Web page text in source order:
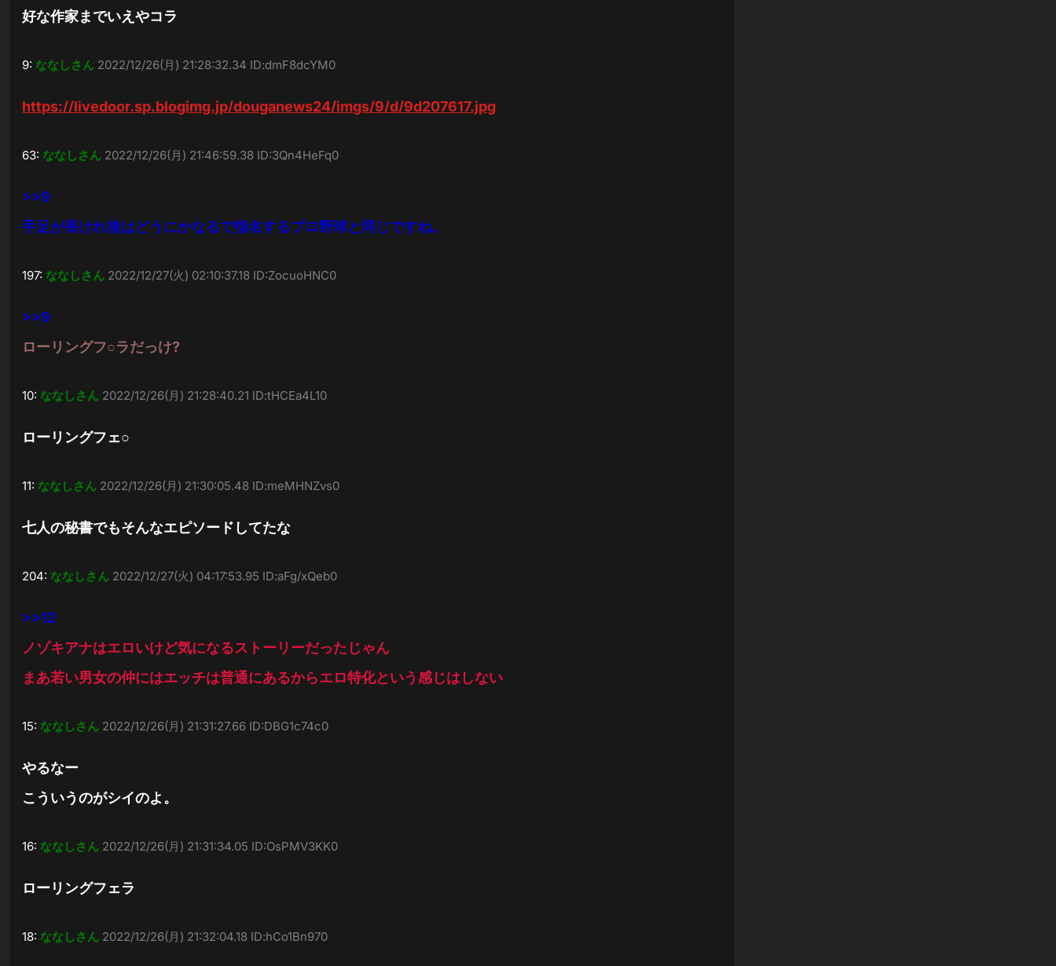
好な作家までいえやコラ
9: ななしさん 2022/12/26(月) 21:28:32.34 ID:dmF8dcYM0
https://livedoor.sp.blogimg.jp/douganews24/imgs/9/d/9d207617.jpg
63: ななしさん 2022/12/26(月) 21:46:59.38 ID:3Qn4HeFq0
>>9
手足が長けれ後はどうにかなるで指名するプロ野球と同じですね。
197: ななしさん 2022/12/27(火) 02:10:37.18 ID:ZocuoHNC0
>>9
ローリングフ○ラだっけ?
10: ななしさん 2022/12/26(月) 21:28:40.21 ID:tHCEa4L10
ローリングフェ○
11: ななしさん 2022/12/26(月) 21:30:05.48 ID:meMHNZvs0
七人の秘書でもそんなエピソードしてたな
204: ななしさん 2022/12/27(火) 04:17:53.95 ID:aFg/xQeb0
>>12
ノゾキアナはエロいけど気になるストーリーだったじゃん
まあ若い男女の仲にはエッチは普通にあるからエロ特化という感じはしない
15: ななしさん 2022/12/26(月) 21:31:27.66 ID:DBG1c74c0
やるなー
こういうのがシイのよ。
16: ななしさん 2022/12/26(月) 21:31:34.05 ID:OsPMV3KK0
ローリングフェラ
18: ななしさん 2022/12/26(月) 21:32:04.18 ID:hCo1Bn970